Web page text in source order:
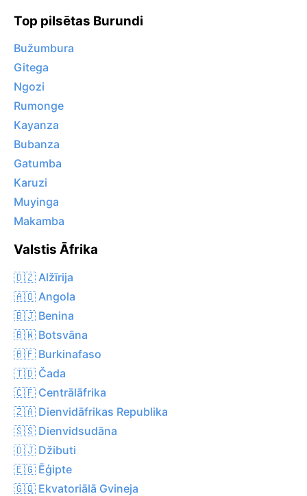
Top pilsētas Burundi
Bužumbura
Gitega
Ngozi
Rumonge
Kayanza
Bubanza
Gatumba
Karuzi
Muyinga
Makamba
Valstis Āfrika
🇩🇿 Alžīrija
🇦🇴 Angola
🇧🇯 Benina
🇧🇼 Botsvāna
🇧🇫 Burkinafaso
🇹🇩 Čada
🇨🇫 Centrālāfrika
🇿🇦 Dienvidāfrikas Republika
🇸🇸 Dienvidsudāna
🇩🇯 Džibuti
🇪🇬 Ēģipte
🇬🇶 Ekvatoriālā Gvineja